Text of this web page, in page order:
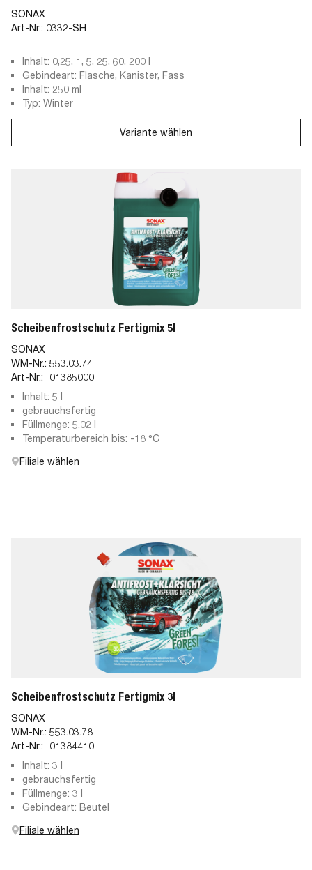
SONAX
Art-Nr.: 0332-SH
Inhalt: 0,25, 1, 5, 25, 60, 200 l
Gebindeart: Flasche, Kanister, Fass
Inhalt: 250 ml
Typ: Winter
Variante wählen
Scheibenfrostschutz Fertigmix 5l
SONAX
WM-Nr.: 553.03.74
Art-Nr.:
01385000
Inhalt: 5 l
gebrauchsfertig
Füllmenge: 5,02 l
Temperaturbereich bis: -18 °C
Filiale wählen
Scheibenfrostschutz Fertigmix 3l
SONAX
WM-Nr.: 553.03.78
Art-Nr.:
01384410
Inhalt: 3 l
gebrauchsfertig
Füllmenge: 3 l
Gebindeart: Beutel
Filiale wählen